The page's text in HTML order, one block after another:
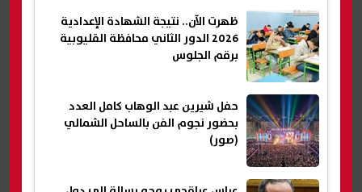
ظهرت الآن.. نتيجة الشهادة الإعدادية
2026 الدور الثاني محافظة القليوبية
برقم الجلوس
حفل شيرين عبد الوهاب كامل العدد
بحضور نجوم الفن بالساحل الشمالي
(صور)